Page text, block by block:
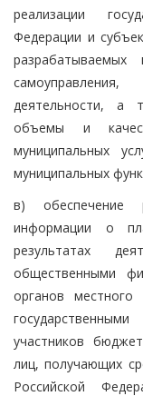
реализации
Федерации и
деятельности, а
объемы и
муниципальных
муниципальных
в) обеспечение
информации о
результатах
общественными
органов местного
участников
лиц, получающих
Российской